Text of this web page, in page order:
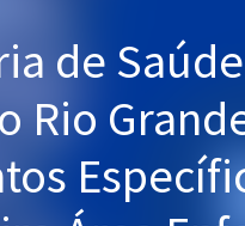
de Saúde
Rio